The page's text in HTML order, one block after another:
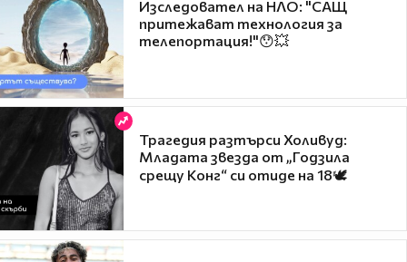
Изследовател на НЛО: "САЩ
притежават технология за
телепортация!"😯💥
Трагедия разтърси Холивуд:
Младата звезда от „Годзила
срещу Конг“ си отиде на 18🕊️